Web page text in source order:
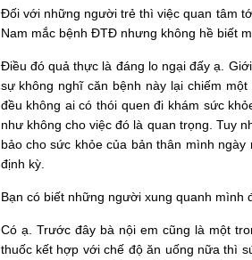
Đối với những người trẻ thì việc quan tâm
Nam mắc bệnh ĐTĐ nhưng không hề biết
Điều đó quả thực là đáng lo ngại đấy ạ.
sự không nghĩ căn bệnh này lại chiếm
đều không ai có thói quen đi khám sức
như không cho việc đó là quan trọng. Tuy
bảo cho sức khỏe của bản thân mình
định kỳ.
Bạn có biết những người xung quanh mình
Có ạ. Trước đây bà nội em cũng là một
thuốc kết hợp với chế độ ăn uống nữa thì